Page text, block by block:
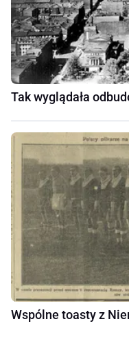
Tak wyglądała
Wspólne toasty z